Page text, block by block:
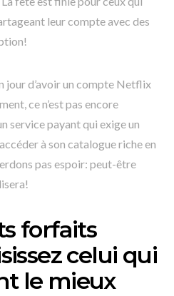
leur compte avec des
jour d’avoir un compte Netflix
ce n’est pas encore
service payant qui exige un
à son catalogue riche en
pas espoir: peut-être
forfaits
celui qui
le mieux